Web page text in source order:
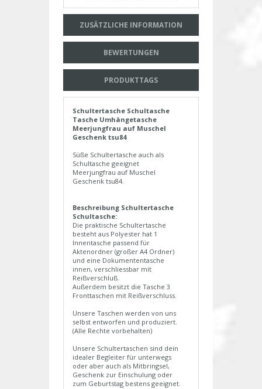
ZUSÄTZLICHE INFORMATION
BEWERTUNGEN
PRODUKTTAGS
Schultertasche Schultasche
Tasche Umhängetasche
Meerjungfrau auf Muschel
Geschenk tsu84
Süße Schultertasche auch als
Schultasche geeignet
Meerjungfrau auf Muschel
Geschenk tsu84.
Beschreibung Schultertasche
Schultasche:
Die praktische Schultertasche
besteht aus Polyester hat 1
Innentasche passend für
Aktenordner (großer A4 Ordner)
und eine Dokumententasche
innen, verschliessbar mit
Reißverschluß.
Außerdem besitzt die Tasche 3
Fronttaschen mit Reißverschluss.
Unsere Taschen werden von uns
selbst entworfen und produziert.
(Alle Rechte vorbehalten)
Unsere Schultertaschen sind dein
idealer Begleiter für unterwegs
oder aber auch als Mitbringsel,
Geschenk zur Einschulung oder
zum Geburtstag bestens geeignet.